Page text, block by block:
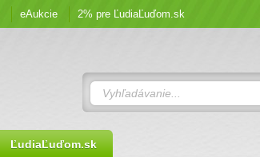
eAukcie 2% pre ĽudiaĽuďom.sk
ĽudiaĽuďom.sk